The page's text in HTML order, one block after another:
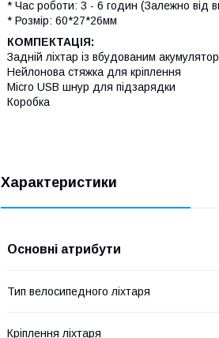
* Час роботи: 3 - 6 годин (Залежно від
* Розмір: 60*27*26мм
КОМПЕКТАЦІЯ:
Задній ліхтар із вбудованим
Нейлонова стяжка для кріплення
Micro USB шнур для підзарядки
Коробка
Характеристики
Основні атрибути
Тип велосипедного ліхтаря
Кріплення ліхтаря